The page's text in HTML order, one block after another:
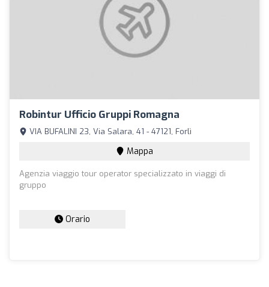
Robintur Ufficio Gruppi Romagna
VIA BUFALINI 23, Via Salara, 41 - 47121, Forlì
Mappa
Agenzia viaggio tour operator specializzato in viaggi di
gruppo
Orario